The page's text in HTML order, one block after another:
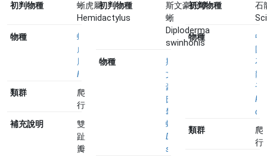
初判物種
蜥虎屬
Hemidactylus
物種
蜥
虎
屬
Hemidactylus
類群
爬
行
補充說明
雙
趾
瓣
初判物種
斯文豪氏攀
蜥
Diploderma
swinhonis
物種
斯
文
豪
氏
攀
蜥
Diploderma
swinhonis
初判物種
石
物種
中
國
石
龍
子
類群
爬
行